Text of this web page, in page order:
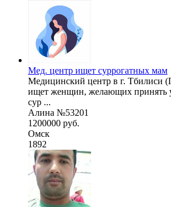
Мед. центр ищет суррогатных мам
Медицинский центр в г. Тбилиси
ищет женщин, желающих принять
сур ...
Алина №53201
1200000 руб.
Омск
1892